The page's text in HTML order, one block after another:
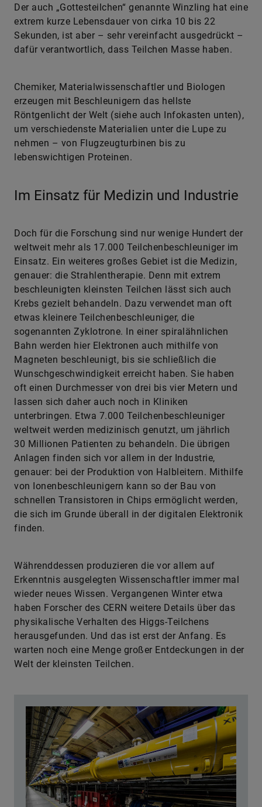
Der auch „Gottesteilchen“ genannte Winzling hat eine
extrem kurze Lebensdauer von cirka 10 bis 22
Sekunden, ist aber – sehr vereinfacht ausgedrückt –
dafür verantwortlich, dass Teilchen Masse haben.
Chemiker, Materialwissenschaftler und Biologen
erzeugen mit Beschleunigern das hellste
Röntgenlicht der Welt (siehe auch Infokasten unten),
um verschiedenste Materialien unter die Lupe zu
nehmen – von Flugzeugturbinen bis zu
lebenswichtigen Proteinen.
Im Einsatz für Medizin und Industrie
Doch für die Forschung sind nur wenige Hundert der
weltweit mehr als 17.000 Teilchenbeschleuniger im
Einsatz. Ein weiteres großes Gebiet ist die Medizin,
genauer: die Strahlentherapie. Denn mit extrem
beschleunigten kleinsten Teilchen lässt sich auch
Krebs gezielt behandeln. Dazu verwendet man oft
etwas kleinere Teilchenbeschleuniger, die
sogenannten Zyklotrone. In einer spiralähnlichen
Bahn werden hier Elektronen auch mithilfe von
Magneten beschleunigt, bis sie schließlich die
Wunschgeschwindigkeit erreicht haben. Sie haben
oft einen Durchmesser von drei bis vier Metern und
lassen sich daher auch noch in Kliniken
unterbringen. Etwa 7.000 Teilchenbeschleuniger
weltweit werden medizinisch genutzt, um jährlich
30 Millionen Patienten zu behandeln. Die übrigen
Anlagen finden sich vor allem in der Industrie,
genauer: bei der Produktion von Halbleitern. Mithilfe
von Ionenbeschleunigern kann so der Bau von
schnellen Transistoren in Chips ermöglicht werden,
die sich im Grunde überall in der digitalen Elektronik
finden.
Währenddessen produzieren die vor allem auf
Erkenntnis ausgelegten Wissenschaftler immer mal
wieder neues Wissen. Vergangenen Winter etwa
haben Forscher des CERN weitere Details über das
physikalische Verhalten des Higgs-Teilchens
herausgefunden. Und das ist erst der Anfang. Es
warten noch eine Menge großer Entdeckungen in der
Welt der kleinsten Teilchen.